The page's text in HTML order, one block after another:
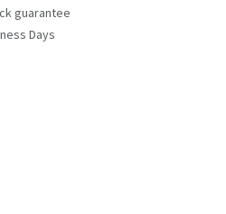
guarantee
Days